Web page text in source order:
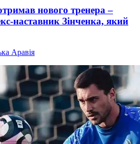
нового тренера –
наставник Зінченка, який
Аравія